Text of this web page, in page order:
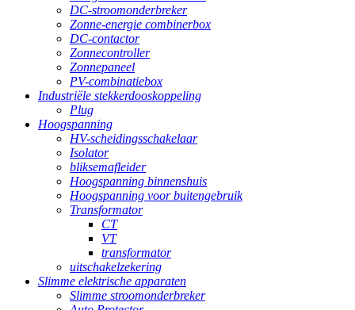
DC-stroomonderbreker
Zonne-energie combinerbox
DC-contactor
Zonnecontroller
Zonnepaneel
PV-combinatiebox
Industriële stekkerdooskoppeling
Plug
Hoogspanning
HV-scheidingsschakelaar
Isolator
bliksemafleider
Hoogspanning binnenshuis
Hoogspanning voor buitengebruik
Transformator
CT
VT
transformator
uitschakelzekering
Slimme elektrische apparaten
Slimme stroomonderbreker